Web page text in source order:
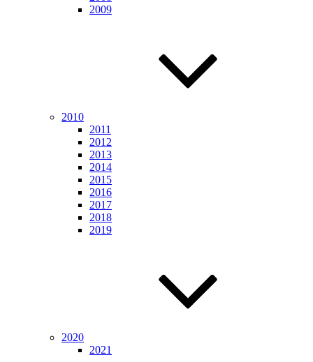
2009
2010
2011
2012
2013
2014
2015
2016
2017
2018
2019
2020
2021